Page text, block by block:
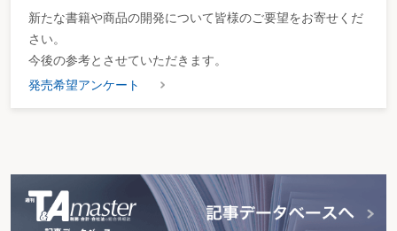
新たな書籍や商品の開発について皆様のご要望をお寄せくだ
さい。
今後の参考とさせていただきます。
発売希望アンケート